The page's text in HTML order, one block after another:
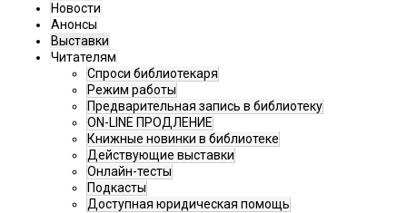
Новости
Анонсы
Выставки
Читателям
Спроси библиотекаря
Режим работы
Предварительная запись в библиотеку
ON-LINE ПРОДЛЕНИЕ
Книжные новинки в библиотеке
Действующие выставки
Онлайн-тесты
Подкасты
Доступная юридическая помощь